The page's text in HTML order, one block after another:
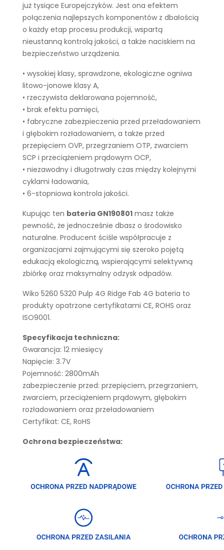
już tysiące Europejczyków. Jest ona efektem
połączenia najlepszych komponentów z dbałością
o każdy etap procesu produkcji, wspartą
nieustanną kontrolą jakości, a także naciskiem na
bezpieczeństwo urządzenia.
• wysokiej klasy, sprawdzone, ekologiczne ogniwa
litowo-jonowe klasy A,
• rzeczywista deklarowana pojemność,
• brak efektu pamięci,
• fabryczne zabezpieczenia przed przeładowaniem
i głębokim rozładowaniem, a także przed
przepięciem OVP, przegrzaniem OTP, zwarciem
SCP i przeciążeniem prądowym OCP,
• niezawodny i długotrwały czas między kolejnymi
cyklami ładowania,
• 6-stopniowa kontrola jakości.
Kupując ten bateria GN190801 masz także
pewność, że jednocześnie dbasz o środowisko
naturalne. Producent ściśle współpracuje z
organizacjami zajmującymi się szeroko pojętą
edukacją ekologiczną, wspierającymi selektywną
zbiórkę oraz maksymalny odzysk odpadów.
Wiko 5260 5320 Pulp 4G Ridge Fab 4G bateria to
produkty opatrzone certyfikatami CE, ROHS oraz
ISO9001.
Specyfikacja techniczna:
Gwarancja: 12 miesięcy
Napięcie: 3.7V
Pojemność: 2800mAh
zabezpieczenie przed: przepięciem, przegrzaniem,
zwarciem, przeciążeniem prądowym, głębokim
rozładowaniem oraz przeładowaniem
Certyfikat: CE, RoHS
Ochrona bezpieczeństwa: